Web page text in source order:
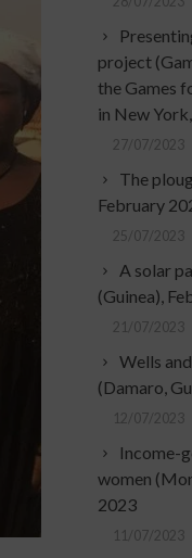
project
the Games
in New
27/07/2023
The
February
25/07/2023
A solar
(Guinea),
21/07/2023
Wells
(Damaro,
12/07/2023
Income-
women
2023
11/07/2023